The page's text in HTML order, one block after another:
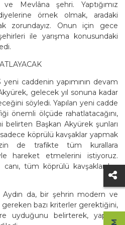
Mevlâna şehri. Yaptığımız
örnek olmak, aradaki
zorundayız. Onun için gece
ile yarışma konusundaki
caddenin yapımının devam
gelecek yıl sonuna kadar
söyledi. Yapılan yeni cadde
önemli ölçüde rahatlatacağını,
belirten Başkan Akyürek şunları
köprülü kavşaklar yapmak
de trafikte tüm kurallara
hareket etmelerini istiyoruz.
canı, tüm köprülü kavşaklardan
Aydın da, bir şehrin modern ve
gereken bazı kriterler gerektiğini,
uyduğunu belirterek, yapılan